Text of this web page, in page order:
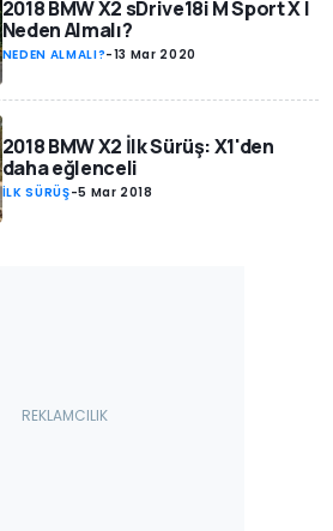
2018 BMW X2 sDrive18i M Sport X |
Neden Almalı?
NEDEN ALMALI?-13 Mar 2020
2018 BMW X2 İlk Sürüş: X1'den
daha eğlenceli
İLK SÜRÜŞ-5 Mar 2018